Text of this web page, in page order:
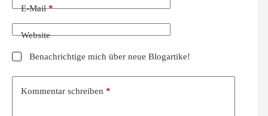
E-Mail*
Website
Benachrichtige mich über neue Blogartike!
Kommentar schreiben *